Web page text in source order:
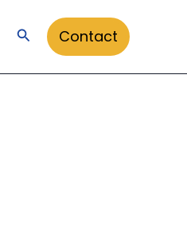
Rechercher
Contact